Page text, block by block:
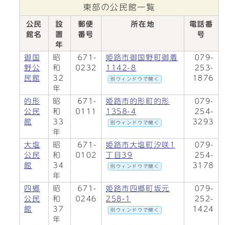
東部の公民館一覧
公民
館名
設
置
年
郵便
番号
所在地
電話番
号
御国
野公
民館
昭
和
32
年
671-
0232
姫路市御国野町御着
1142-8
別ウィンドウで開く
079-
253-
1876
的形
公民
館
昭
和
33
年
671-
0111
姫路市的形町的形
1358-4
別ウィンドウで開く
079-
254-
3293
大塩
公民
館
昭
和
34
年
671-
0102
姫路市大塩町汐咲1
丁目39
別ウィンドウで開く
079-
254-
3178
四郷
公民
館
昭
和
37
年
671-
0246
姫路市四郷町坂元
258-1
別ウィンドウで開く
079-
252-
1424